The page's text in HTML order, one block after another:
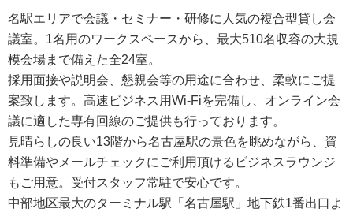
名駅エリアで会議・セミナー・研修に人気の複合型貸し会
議室。1名用のワークスペースから、最大510名収容の大規
模会場まで備えた全24室。
採用面接や説明会、懇親会等の用途に合わせ、柔軟にご提
案致します。高速ビジネス用Wi-Fiを完備し、オンライン会
議に適した専有回線のご提供も行っております。
見晴らしの良い13階から名古屋駅の景色を眺めながら、資
料準備やメールチェックにご利用頂けるビジネスラウンジ
もご用意。受付スタッフ常駐で安心です。
中部地区最大のターミナル駅「名古屋駅」地下鉄1番出口よ